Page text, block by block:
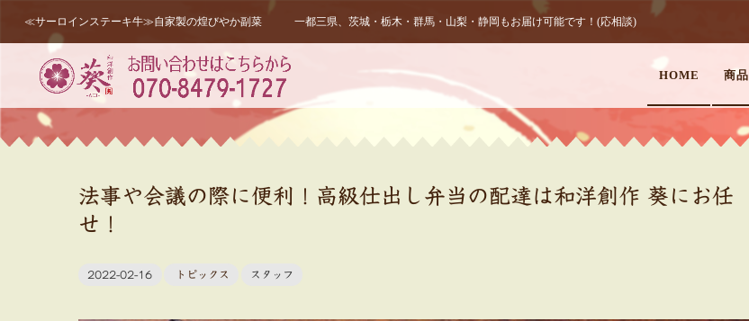
HOME 商品
≪サーロインステーキ牛≫自家製の煌びやか副菜 一都三県、茨城・栃木・群馬・山梨・静岡もお届け可能です！(応相談)
法事や会議の際に便利！高級仕出し弁当の配達は和洋創作 葵にお任
せ！
2022-02-16 トピックス スタッフ